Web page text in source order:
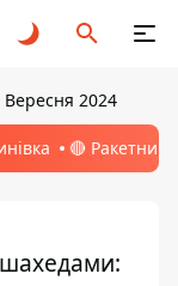
Вересня 2024
🔴 Ракетний
шахедами: